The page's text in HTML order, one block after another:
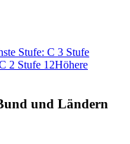
Stufe: C 3 Stufe
2 Stufe 12Höhere
und Ländern